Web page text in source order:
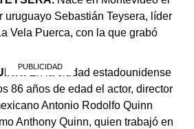
uruguayo Sebastián Teysera, líder
Vela Puerca, con la que grabó
En la ciudad estadounidense
86 años de edad el actor, director
Antonio Rodolfo Quinn
Anthony Quinn, quien trabajó en